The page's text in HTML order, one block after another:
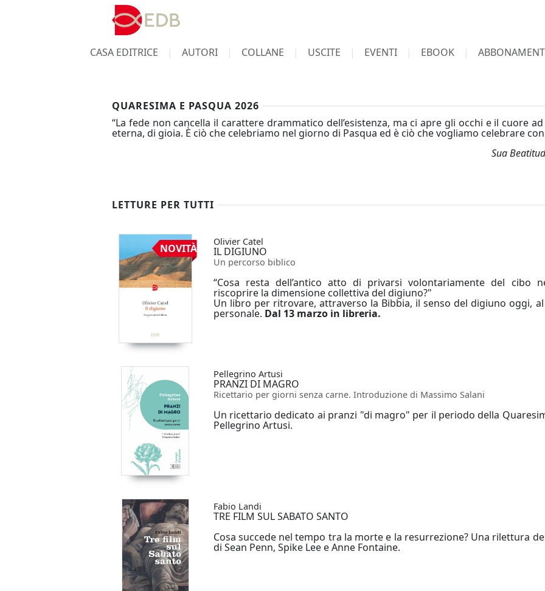
CASA EDITRICE AUTORI COLLANE USCITE EVENTI EBOOK
QUARESIMA E PASQUA 2026
“La fede non cancella il carattere drammatico dell’esistenza, ma ci apre gli occhi e il cuore
eterna, di gioia. È ciò che celebriamo nel giorno di Pasqua ed è ciò che vogliamo celebrare con
Sua
LETTURE PER TUTTI
NOVITÀ
Olivier Catel
IL DIGIUNO
Un percorso biblico
“Cosa resta dell’antico atto di privarsi volontariamente del cibo
riscoprire la dimensione collettiva del digiuno?"
Un libro per ritrovare, attraverso la Bibbia, il senso del digiuno oggi,
personale. Dal 13 marzo in libreria.
Pellegrino Artusi
PRANZI DI MAGRO
Ricettario per giorni senza carne. Introduzione di Massimo Salani
Un ricettario dedicato ai pranzi "di magro" per il periodo della
Pellegrino Artusi.
Fabio Landi
TRE FILM SUL SABATO SANTO
Cosa succede nel tempo tra la morte e la resurrezione? Una rilettura
di Sean Penn, Spike Lee e Anne Fontaine.